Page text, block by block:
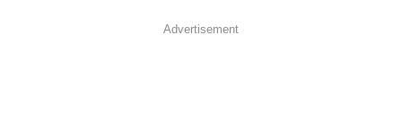
Advertisement